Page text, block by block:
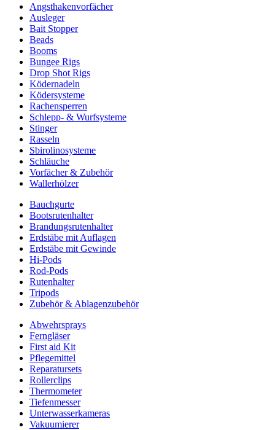
Angsthakenvorfächer
Ausleger
Bait Stopper
Beads
Booms
Bungee Rigs
Drop Shot Rigs
Ködernadeln
Ködersysteme
Rachensperren
Schlepp- & Wurfsysteme
Stinger
Rasseln
Sbirolinosysteme
Schläuche
Vorfächer & Zubehör
Wallerhölzer
Bauchgurte
Bootsrutenhalter
Brandungsrutenhalter
Erdstäbe mit Auflagen
Erdstäbe mit Gewinde
Hi-Pods
Rod-Pods
Rutenhalter
Tripods
Zubehör & Ablagenzubehör
Abwehrsprays
Ferngläser
First aid Kit
Pflegemittel
Reparatursets
Rollerclips
Thermometer
Tiefenmesser
Unterwasserkameras
Vakuumierer